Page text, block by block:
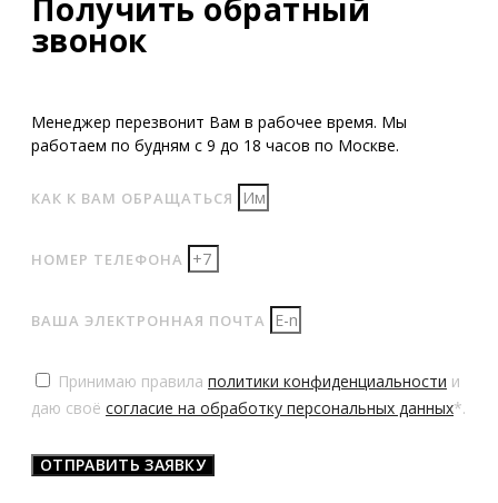
Получить обратный
звонок
Менеджер перезвонит Вам в рабочее время. Мы
работаем по будням с 9 до 18 часов по Москве.
КАК К ВАМ ОБРАЩАТЬСЯ
НОМЕР ТЕЛЕФОНА
ВАША ЭЛЕКТРОННАЯ ПОЧТА
Принимаю правила политики конфиденциальности и
даю своё согласие на обработку персональных данных*.
ОТПРАВИТЬ ЗАЯВКУ